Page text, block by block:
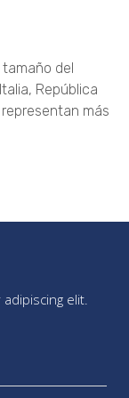
del
República
más
elit.